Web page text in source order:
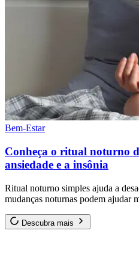
Bem-Estar
Conheça o ritual noturno
ansiedade e a insônia
Ritual noturno simples ajuda a
mudanças noturnas podem ajudar
Descubra mais